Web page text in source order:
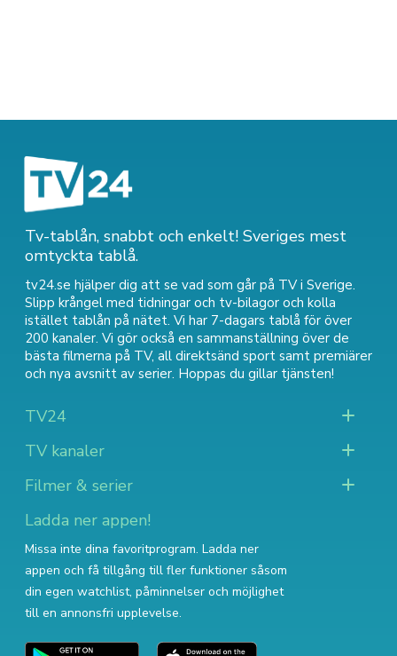
Tv-tablån, snabbt och enkelt! Sveriges mest
omtyckta tablå.
tv24.se hjälper dig att se vad som går på TV i Sverige.
Slipp krångel med tidningar och tv-bilagor och kolla
istället tablån på nätet. Vi har 7-dagars tablå för över
200 kanaler. Vi gör också en sammanställning över de
bästa filmerna på TV, all direktsänd sport samt premiärer
och nya avsnitt av serier. Hoppas du gillar tjänsten!
TV24
TV kanaler
Filmer & serier
Ladda ner appen!
Missa inte dina favoritprogram. Ladda ner
appen och få tillgång till fler funktioner såsom
din egen watchlist, påminnelser och möjlighet
till en annonsfri upplevelse.